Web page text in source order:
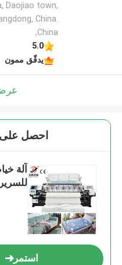
Daojiao town,
China.
,China
5.0
يدقّق ممون
احصل
آلة
استمر